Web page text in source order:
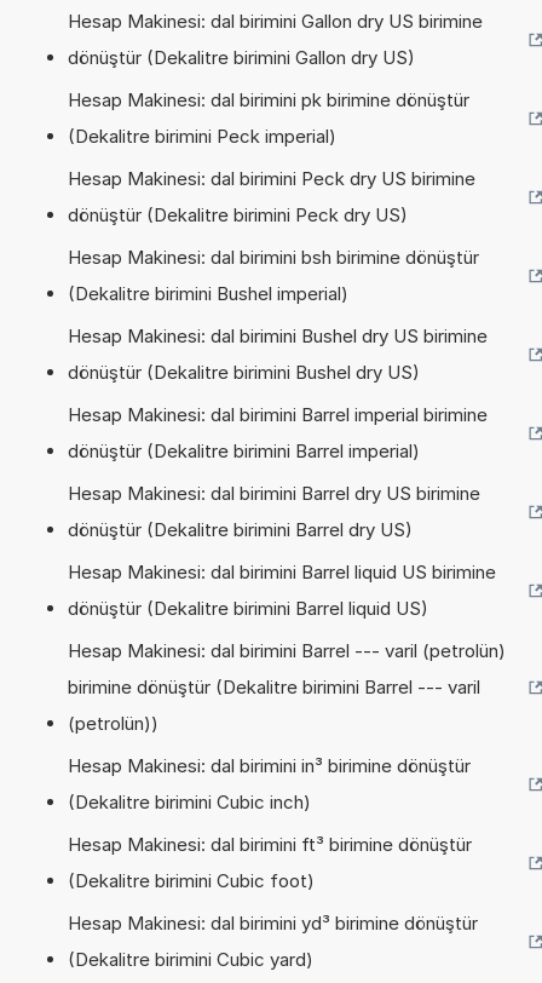
Hesap Makinesi: dal birimini Gallon dry US birimine
dönüştür (Dekalitre birimini Gallon dry US)
Hesap Makinesi: dal birimini pk birimine dönüştür
(Dekalitre birimini Peck imperial)
Hesap Makinesi: dal birimini Peck dry US birimine
dönüştür (Dekalitre birimini Peck dry US)
Hesap Makinesi: dal birimini bsh birimine dönüştür
(Dekalitre birimini Bushel imperial)
Hesap Makinesi: dal birimini Bushel dry US birimine
dönüştür (Dekalitre birimini Bushel dry US)
Hesap Makinesi: dal birimini Barrel imperial birimine
dönüştür (Dekalitre birimini Barrel imperial)
Hesap Makinesi: dal birimini Barrel dry US birimine
dönüştür (Dekalitre birimini Barrel dry US)
Hesap Makinesi: dal birimini Barrel liquid US birimine
dönüştür (Dekalitre birimini Barrel liquid US)
Hesap Makinesi: dal birimini Barrel --- varil (petrolün)
birimine dönüştür (Dekalitre birimini Barrel --- varil
(petrolün))
Hesap Makinesi: dal birimini in³ birimine dönüştür
(Dekalitre birimini Cubic inch)
Hesap Makinesi: dal birimini ft³ birimine dönüştür
(Dekalitre birimini Cubic foot)
Hesap Makinesi: dal birimini yd³ birimine dönüştür
(Dekalitre birimini Cubic yard)